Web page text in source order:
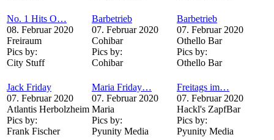
No. 1 Hits O…
08. Februar 2020
Freiraum
Pics by:
City Stuff
Barbetrieb
07. Februar 2020
Cohibar
Pics by:
Cohibar
Barbetrieb
07. Februar 2020
Othello Bar
Pics by:
Othello Bar
Jack Friday
07. Februar 2020
Atlantis Herbolzheim
Pics by:
Frank Fischer
Maria Friday…
07. Februar 2020
Maria
Pics by:
Pyunity Media
Freitags im…
07. Februar 2020
Hackl's ZapfBar
Pics by:
Pyunity Media